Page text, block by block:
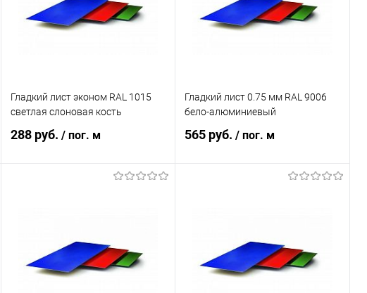
В избранное Под заказ В избранное Под заказ
Гладкий лист эконом RAL 1015
светлая слоновая кость
288 руб. / пог. м
В избранное Под заказ
Гладкий лист 0.75 мм RAL 9006
бело-алюминиевый
565 руб./ пог. м
В избранное Под заказ